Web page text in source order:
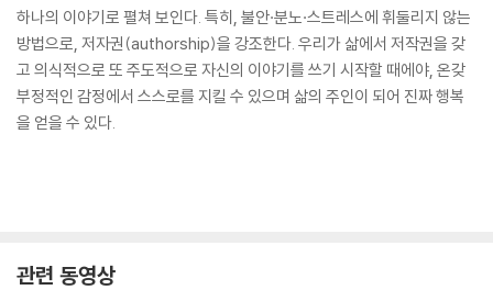
하나의 이야기로 펼쳐 보인다. 특히, 불안·분노·스트레스에 휘둘리지 않는
방법으로, 저자권(authorship)을 강조한다. 우리가 삶에서 저작권을 갖
고 의식적으로 또 주도적으로 자신의 이야기를 쓰기 시작할 때에야, 온갖
부정적인 감정에서 스스로를 지킬 수 있으며 삶의 주인이 되어 진짜 행복
을 얻을 수 있다.
관련 동영상